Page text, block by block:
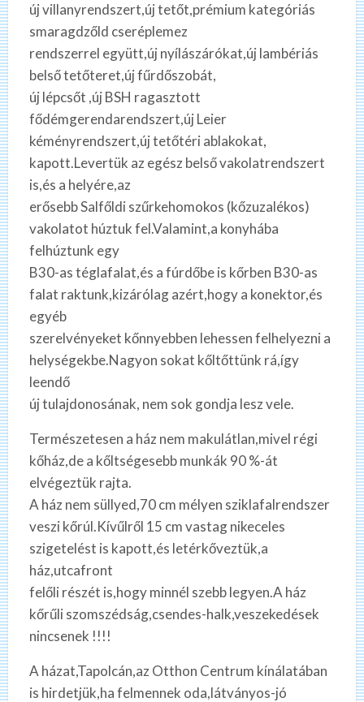
új villanyrendszert,új tetőt,prémium kategóriás
smaragdzőld cseréplemez
rendszerrel együtt,új nyílászárókat,új lambériás
belső tetőteret,új fűrdőszobát,
új lépcsőt ,új BSH ragasztott
fődémgerendarendszert,új Leier
kéményrendszert,új tetőtéri ablakokat,
kapott.Levertük az egész belső vakolatrendszert
is,és a helyére,az
erősebb Salfőldi szűrkehomokos (kőzuzalékos)
vakolatot húztuk fel.Valamint,a konyhába
felhúztunk egy
B30-as téglafalat,és a fúrdőbe is kőrben B30-as
falat raktunk,kizárólag azért,hogy a konektor,és
egyéb
szerelvényeket kőnnyebben lehessen felhelyezni a
helységekbe.Nagyon sokat kőltőttünk rá,így
leendő
új tulajdonosának, nem sok gondja lesz vele.
Természetesen a ház nem makulátlan,mivel régi
kőház,de a kőltségesebb munkák 90 %-át
elvégeztük rajta.
A ház nem süllyed,70 cm mélyen sziklafalrendszer
veszi kőrúl.Kívűlről 15 cm vastag nikeceles
szigetelést is kapott,és letérkőveztük,a
ház,utcafront
felőli részét is,hogy minnél szebb legyen.A ház
kőrűli szomszédság,csendes-halk,veszekedések
nincsenek !!!!
A házat,Tapolcán,az Otthon Centrum kínálatában
is hirdetjük,ha felmennek oda,látványos-jó